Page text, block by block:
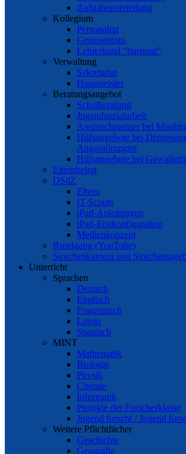
Aufgabenverteilung
Kollegium
Personalrat
Gruppenfoto
Lehrerband “burnout”
Verwaltung
Sekretariat
Hausmeister
Beratungsangebot
Schulberatung
Jugendsozialarbeit
Ansprechpartner bei
Hilfsangebote bei
Angststörungen
Hilfsangebote bei
Elternbeirat
DSdZ
Eltern
IT-Scouts
iPad-Anleitungen
iPad-Erstkonfiguration
Medienkonzept
Rundgang (YouTube)
Storchenkamera und
Unterricht
Sprachen
Deutsch
Englisch
Französisch
Latein
Spanisch
MINT
Mathematik
Biologie
Physik
Chemie
Informatik
Projekte der Forscherklasse
Jugend forscht / Jugend
Weitere Pflichtfächer
Geschichte
Geografie